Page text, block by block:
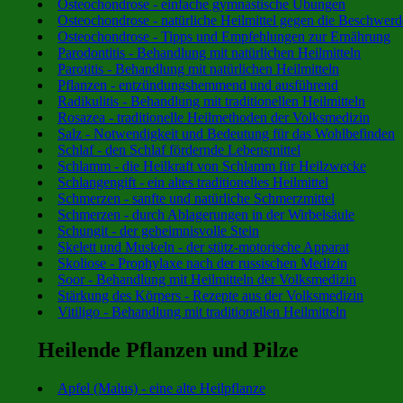
Osteochondrose - einfache gymnastische Übungen
Osteochondrose - natürliche Heilmittel gegen die
Osteochondrose - Tipps und Empfehlungen zur Ernährung
Parodontitis - Behandlung mit natürlichen Heilmitteln
Parotitis - Behandlung mit natürlichen Heilmitteln
Pflanzen - entzündungshemmend und ausführend
Radikulitis - Behandlung mit traditionellen Heilmitteln
Rosazea - traditionelle Heilmethoden der Volksmedizin
Salz - Notwendigkeit und Bedeutung für das Wohlbefinden
Schlaf - den Schlaf fördernde Lebensmittel
Schlamm - die Heilkraft von Schlamm für Heilzwecke
Schlangengift - ein altes traditionelles Heilmittel
Schmerzen - sanfte und natürliche Schmerzmittel
Schmerzen - durch Ablagerungen in der Wirbelsäule
Schungit - der geheimnisvolle Stein
Skelett und Muskeln - der stütz-motorische Apparat
Skoliose - Prophylaxe nach der russischen Medizin
Soor - Behandlung mit Heilmitteln der Volksmedizin
Stärkung des Körpers - Rezepte aus der Volksmedizin
Vitiligo - Behandlung mit traditionellen Heilmitteln
Heilende Pflanzen und Pilze
Apfel (Malus) - eine alte Heilpflanze